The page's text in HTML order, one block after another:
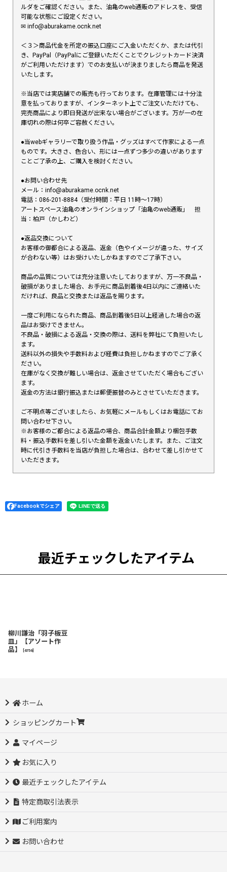
ルダをご確認ください。また、油亀のweb通販のアドレスを、受信
可能な状態にご設定ください。
✉︎ info@aburakame.ocnk.net
＜３＞商品代金を所定の振込口座にご入金いただくか、または代引
き、PayPal（PayPalにご登録いただくことでクレジットカード決済
がご利用いただけます）でのお支払いが決まりましたら商品を発送
いたします。
※当店では実店舗での販売も行っております。在庫管理には十分注
意を払っておりますが、インターネット上でご注文いただけても、
完売商品により即日発送が出来ない場合がございます。万が一の在
庫切れの際は何卒ご容赦ください。
●当webギャラリーで取り扱う作品・グッズはすべて作家による一点
ものです。大きさ、色合い、形には一点ずつ多少の違いがあります
ことご了承の上、ご購入を検討ください。
●お問い合わせ先
メール：info@aburakame.ocnk.net
電話：086-201-8884（受付時間：平日 11時〜17時）
アートスペース油亀のオンラインショップ「油亀のweb通販」 担
当：柏戸（かしわど）
●返品交換について
お客様の御都合による返品、返金（色やイメージが違った、サイズ
が合わない等）はお受けいたしかねますのでご了承下さい。
商品の品質については充分注意いたしておりますが、万一不良品・
破損がありました場合、お手元に商品到着後4日以内にご連絡いた
だければ、良品と交換または返品を賜ります。
一度ご利用になられた商品、商品到着後5日以上経過した場合の返
品はお受けできません。
不良品・破損による返品・交換の際は、送料を弊社にて負担いたし
ます。
送料以外の損失や手数料および経費は負担しかねますのでご了承く
ださい。
在庫がなく交換が難しい場合は、返金させていただく場合もござい
ます。
返金の方法は銀行振込または郵便振替のみとさせていただきます。
ご不明点等ございましたら、お気軽にメールもしくはお電話にてお
問い合わせ下さい。
※お客様のご都合による返品の場合、商品合計金額より梱包手数
料・振込手数料を差し引いた金額を返金いたします。また、ご注文
時に代引き手数料を当店が負担した場合は、合わせて差し引かせて
いただきます。
Facebookでシェア
最近チェックしたアイテム
柳川謙治「羽子板豆
皿」【アソート作
品】
6756]
ホーム
ショッピングカート
マイページ
お気に入り
最近チェックしたアイテム
特定商取引法表示
ご利用案内
お問い合わせ